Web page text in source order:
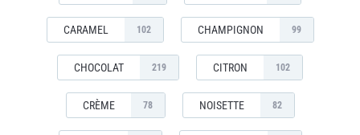
CARAMEL 102 CHAMPIGNON 99
CHOCOLAT 219 CITRON 102
CRÈME 78 NOISETTE 82